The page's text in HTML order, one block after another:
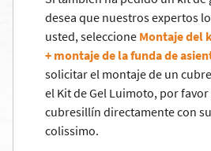
desea que nuestros expertos
usted, seleccione Montaje del
+ montaje de la funda de
solicitar el montaje de un
el Kit de Gel Luimoto, por
cubresillín directamente con
colissimo.